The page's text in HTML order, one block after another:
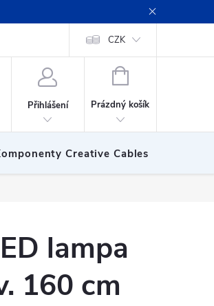
Podmínky ochrany
CZK
Přihlášení
NÁKUPNÍ
Prázdný košík
Creative Cables
lampa
160 cm